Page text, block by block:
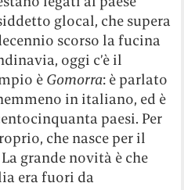
glocal, che supera
scorso la fucina
oggi c’è il
è Gomorra: è parlato
in italiano, ed è
paesi. Per
che nasce per il
grande novità è che
era fuori da